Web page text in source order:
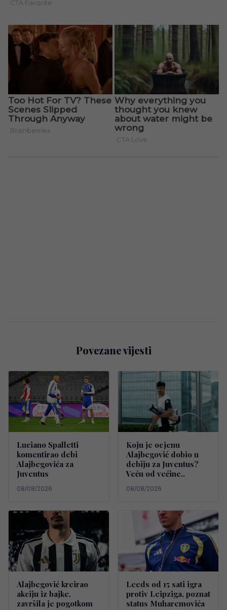
Povezane vijesti
Luciano Spalletti
komentirao debi
Alajbegovića za
Juventus
08/08/2026
Koju je ocjenu
Alajbegović dobio u
debiju za Juventus?
Veću od većine..
08/08/2026
Alajbegović kreirao
akciju iz bajke,
završila je pogotkom
Leeds od 15 sati igra
protiv Leipziga, poznat
status Muharemovića